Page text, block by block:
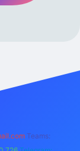
Teams: